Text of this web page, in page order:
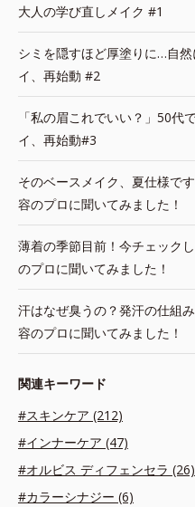
大人の学び直しメイク #1
シミを隠すほど厚塗りに…自
イ、再始動 #2
「私の眉これでいい？」50代
イ、再始動#3
そのベースメイク、夏仕様で
容のプロに聞いてみました！
薄着の季節目前！今チェック
のプロに聞いてみました！
汗はなぜ臭うの？発汗の仕組
容のプロに聞いてみました！
関連キーワード
#スキンケア (212)
#インナーケア (47)
#オルビス ディフェンセラ (26)
#カラーシナジー (6)